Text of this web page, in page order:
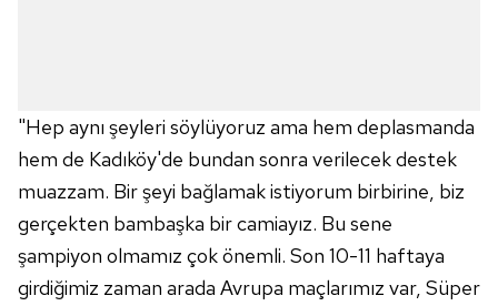
"Hep aynı şeyleri söylüyoruz ama hem deplasmanda
hem de Kadıköy'de bundan sonra verilecek destek
muazzam. Bir şeyi bağlamak istiyorum birbirine, biz
gerçekten bambaşka bir camiayız. Bu sene
şampiyon olmamız çok önemli. Son 10-11 haftaya
girdiğimiz zaman arada Avrupa maçlarımız var, Süper